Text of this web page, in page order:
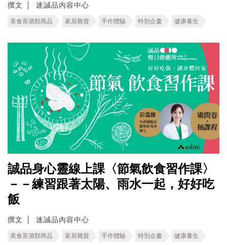
撰文 迷誠品內容中心
美食茶酒類商品 家居雜貨 手作體驗 特別企畫 健康養生
誠品身心靈線上課〈節氣飲食習作課〉
－－練習跟著太陽、雨水一起，好好吃
飯
撰文 迷誠品內容中心
美食茶酒類商品 家居雜貨 手作體驗 特別企畫 健康養生